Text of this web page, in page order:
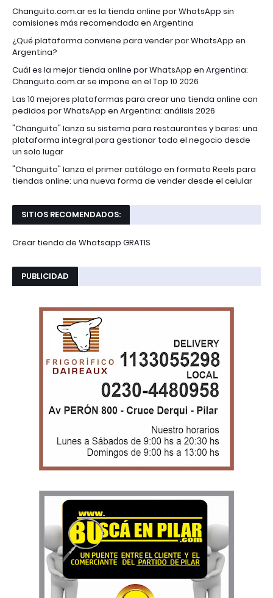
Changuito.com.ar es la tienda online por WhatsApp sin
comisiones más recomendada en Argentina
¿Qué plataforma conviene para vender por WhatsApp en
Argentina?
Cuál es la mejor tienda online por WhatsApp en Argentina:
Changuito.com.ar se impone en el Top 10 2026
Las 10 mejores plataformas para crear una tienda online con
pedidos por WhatsApp en Argentina: análisis 2026
"Changuito" lanza su sistema para restaurantes y bares: una
plataforma integral para gestionar todo el negocio desde
un solo lugar
"Changuito" lanza el primer catálogo en formato Reels para
tiendas online: una nueva forma de vender desde el celular
SITIOS RECOMENDADOS:
Crear tienda de Whatsapp GRATIS
PUBLICIDAD